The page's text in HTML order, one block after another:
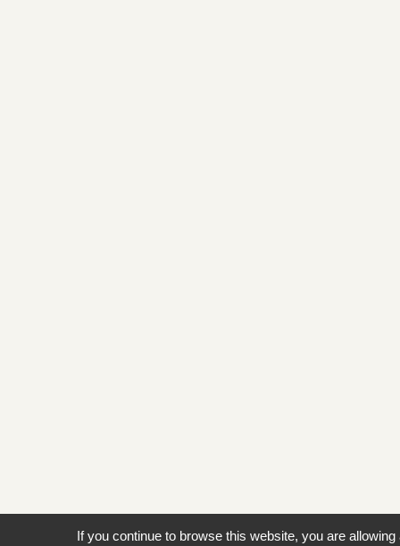
If you continue to browse this website, you are